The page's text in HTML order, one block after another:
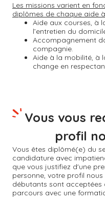
Les missions varient en
diplômes de chaque aide
Aide aux courses, à
l’entretien du
Accompagnement
compagnie.
Aide à la mobilité, à
change en
Vous êtes diplômé(e) du
candidature avec
que vous justifiez d'une
personne, votre profil
débutants sont
parcours avec une
Vous vous
profil